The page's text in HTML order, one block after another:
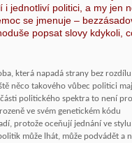
i jednotliví politici, a my jen
se jmenuje –
popsat slovy kdykoli,
která napadá strany bez
něco takového vůbec politici
politického spektra to není
ve svém genetickém kódu
protože oceňují jednání ve stylu
může lhát, může podvádět a